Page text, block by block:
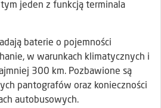
jeden z funkcją terminala
baterie o pojemności
w warunkach klimatycznych i
300 km. Pozbawione są
pantografów oraz konieczności
autobusowych.